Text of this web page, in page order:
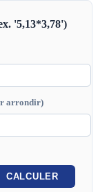
'5,13*3,78')
arrondir)
CALCULER